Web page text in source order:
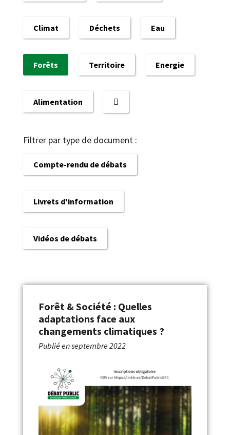
Climat Déchets Eau
Forêts Territoire Energie
Alimentation
Filtrer par type de document :
Compte-rendu de débats
Livrets d'information
Vidéos de débats
Forêt & Société : Quelles
adaptations face aux
changements climatiques ?
Publié enseptembre 2022